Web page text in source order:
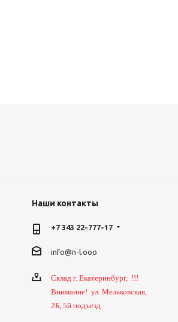
Наши контакты
+7 343 22-777-17
info@n-l.ooo
Склад г. Екатеринбург, !!!
Внимание! ул. Мельковская,
2Б, 5й подъезд